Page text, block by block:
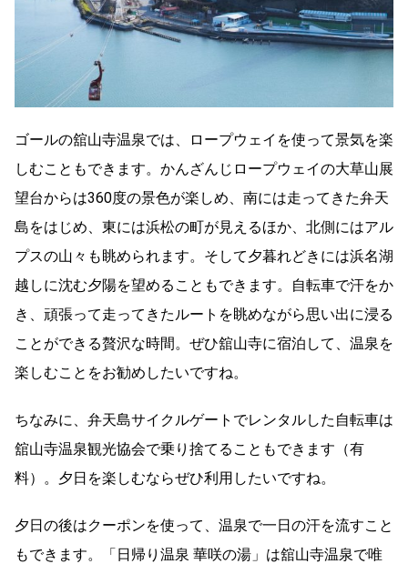
ゴールの舘山寺温泉では、ロープウェイを使って景気を楽
しむこともできます。かんざんじロープウェイの大草山展
望台からは360度の景色が楽しめ、南には走ってきた弁天
島をはじめ、東には浜松の町が見えるほか、北側にはアル
プスの山々も眺められます。そして夕暮れどきには浜名湖
越しに沈む夕陽を望めることもできます。自転車で汗をか
き、頑張って走ってきたルートを眺めながら思い出に浸る
ことができる贅沢な時間。ぜひ舘山寺に宿泊して、温泉を
楽しむことをお勧めしたいですね。
ちなみに、弁天島サイクルゲートでレンタルした自転車は
舘山寺温泉観光協会で乗り捨てることもできます（有
料）。夕日を楽しむならぜひ利用したいですね。
夕日の後はクーポンを使って、温泉で一日の汗を流すこと
もできます。「日帰り温泉 華咲の湯」は舘山寺温泉で唯